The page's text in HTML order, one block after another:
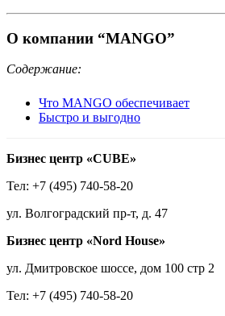
О компании “MANGO”
Содержание:
Что MANGO обеспечивает
Быстро и выгодно
Бизнес центр «CUBE»
Тел: +7 (495) 740-58-20
ул. Волгоградский пр-т, д. 47
Бизнес центр «Nord House»
ул. Дмитровское шоссе, дом 100 стр 2
Тел: +7 (495) 740-58-20